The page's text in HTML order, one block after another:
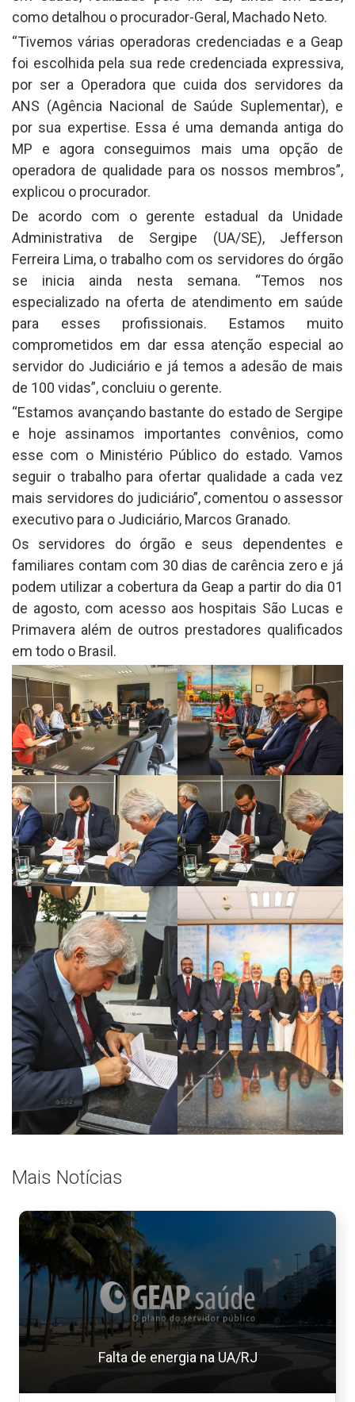
como detalhou o procurador-Geral, Machado Neto.
“Tivemos várias operadoras credenciadas e a Geap
foi escolhida pela sua rede credenciada expressiva,
por ser a Operadora que cuida dos servidores da
ANS (Agência Nacional de Saúde Suplementar), e
por sua expertise. Essa é uma demanda antiga do
MP e agora conseguimos mais uma opção de
operadora de qualidade para os nossos membros”,
explicou o procurador.
De acordo com o gerente estadual da Unidade
Administrativa de Sergipe (UA/SE), Jefferson
Ferreira Lima, o trabalho com os servidores do órgão
se inicia ainda nesta semana. “Temos nos
especializado na oferta de atendimento em saúde
para esses profissionais. Estamos muito
comprometidos em dar essa atenção especial ao
servidor do Judiciário e já temos a adesão de mais
de 100 vidas”, concluiu o gerente.
“Estamos avançando bastante do estado de Sergipe
e hoje assinamos importantes convênios, como
esse com o Ministério Público do estado. Vamos
seguir o trabalho para ofertar qualidade a cada vez
mais servidores do judiciário”, comentou o assessor
executivo para o Judiciário, Marcos Granado.
Os servidores do órgão e seus dependentes e
familiares contam com 30 dias de carência zero e já
podem utilizar a cobertura da Geap a partir do dia 01
de agosto, com acesso aos hospitais São Lucas e
Primavera além de outros prestadores qualificados
em todo o Brasil.
Mais Notícias
Falta de energia na UA/RJ